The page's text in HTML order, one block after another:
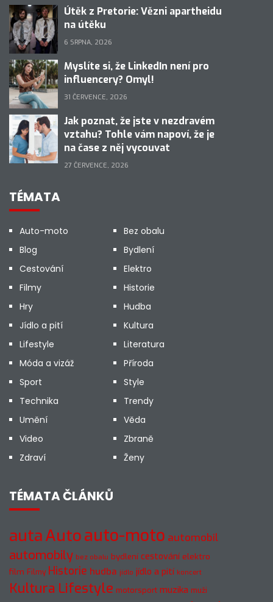
Útěk z Pretorie: Vězni apartheidu
na útěku
6 SRPNA, 2026
Myslíte si, že LinkedIn není pro
influencery? Omyl!
31 ČERVENCE, 2026
Jak poznat, že jste v nezdravém
vztahu? Tohle vám napoví, že je
na čase z něj vycouvat
27 ČERVENCE, 2026
TÉMATA
Auto-moto
Bez obalu
Blog
Bydlení
Cestování
Elektro
Filmy
Historie
Hry
Hudba
Jídlo a pití
Kultura
Lifestyle
Literatura
Móda a vizáž
Příroda
Sport
Style
Technika
Trendy
Umění
Věda
Video
Zbraně
Zdraví
Ženy
TÉMATA ČLÁNKŮ
autaAutoauto-moto automobil
automobily bez obalu bydlení cestování elektro
film Filmy Historie hudba jídlo jídlo a pití koncert
Kultura Lifestyle motorsport muzika muži